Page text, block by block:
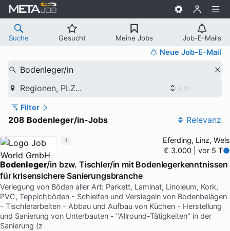
Suche Gesucht Meine Jobs Job-E-Mails
Neue Job-E-Mail
Bodenleger/in
Regionen, PLZ...
Filter
208 Bodenleger/in-Jobs Relevanz
Eferding, Linz, Wels
€ 3.000 | vor 5 T
Bodenleger/in bzw. Tischler/in mit Bodenlegerkenntnissen
für krisensichere Sanierungsbranche
Verlegung von Böden aller Art: Parkett, Laminat, Linoleum, Kork,
PVC, Teppichböden - Schleifen und Versiegeln von Bodenbelägen
- Tischlerarbeiten - Abbau und Aufbau von Küchen - Herstellung
und Sanierung von Unterbauten - "Allround-Tätigkeiten" in der
Sanierung (z
1